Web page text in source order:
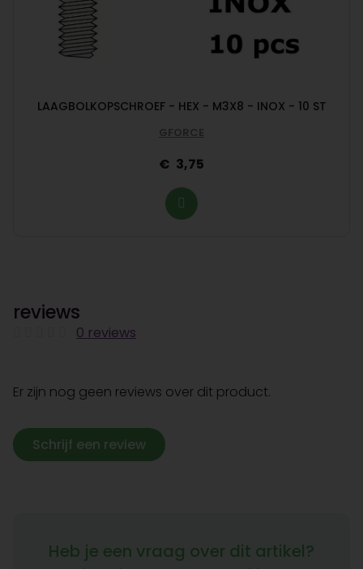
LAAGBOLKOPSCHROEF - HEX - M3X8 - INOX - 10 ST
GFORCE
3,75
reviews
0 reviews
Er zijn nog geen reviews over dit product.
Schrijf een review
Heb je een vraag over dit artikel?